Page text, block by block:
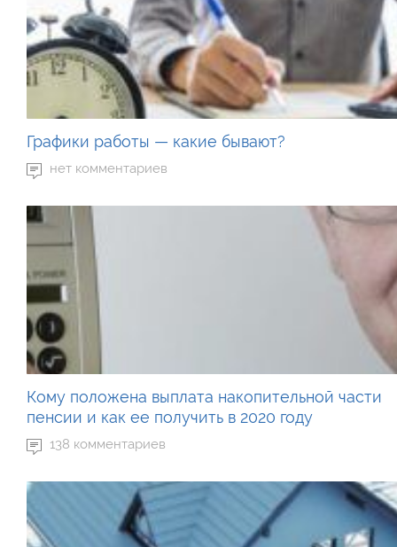
Графики работы — какие бывают?
нет комментариев
Кому положена выплата накопительной части
пенсии и как ее получить в 2020 году
138 комментариев